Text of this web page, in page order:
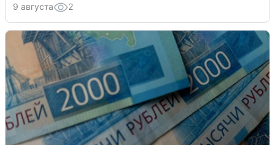
9 августа 2